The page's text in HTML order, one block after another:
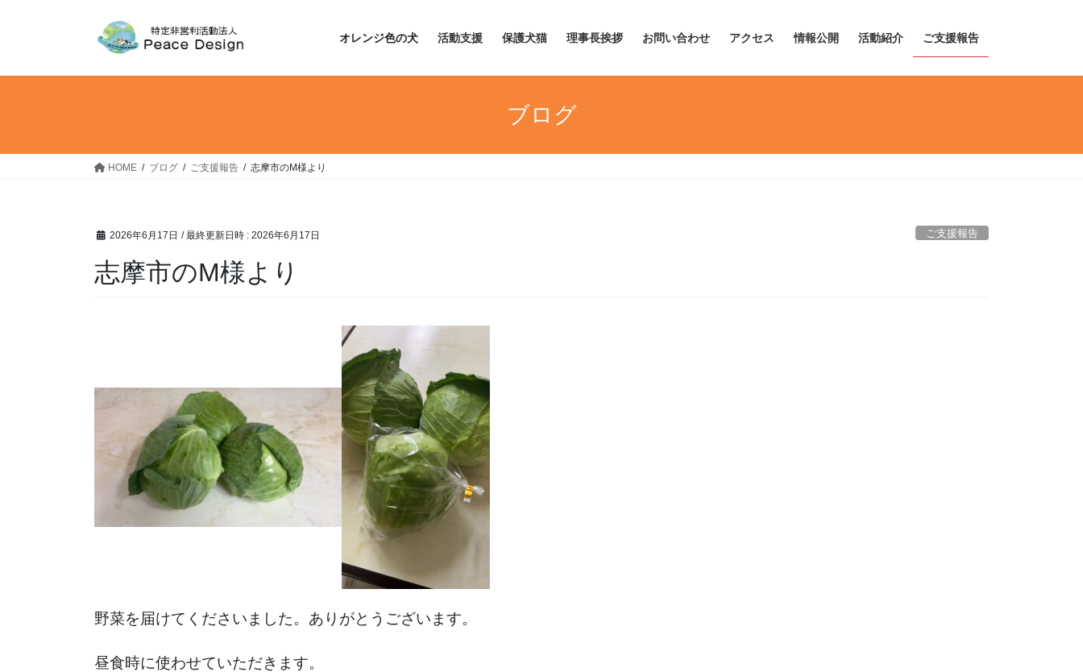
オレンジ色の犬 活動支援 保護犬猫 理事長挨拶 お問い合わせ アクセス 情報公開 活動紹介 ご支援報告
ブログ
HOME ブログ ご支援報告 志摩市のM様より
2026年6月17日 / 最終更新日時 : 2026年6月17日 ご支援報告
志摩市のM様より
野菜を届けてくださいました。ありがとうございます。
昼食時に使わせていただきます。